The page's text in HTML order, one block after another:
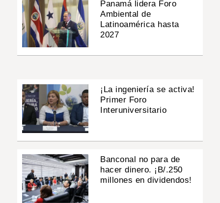
Panamá lidera Foro
Ambiental de
Latinoamérica hasta
2027
¡La ingeniería se activa!
Primer Foro
Interuniversitario
Banconal no para de
hacer dinero. ¡B/.250
millones en dividendos!